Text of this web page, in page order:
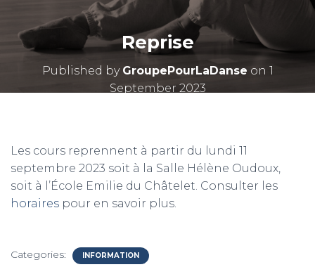
Reprise
Published by GroupePourLaDanse on 1
September 2023
Les cours reprennent à partir du lundi 11
septembre 2023 soit à la Salle Hélène Oudoux,
soit à l’École Emilie du Châtelet. Consulter les
horaires pour en savoir plus.
Categories: INFORMATION